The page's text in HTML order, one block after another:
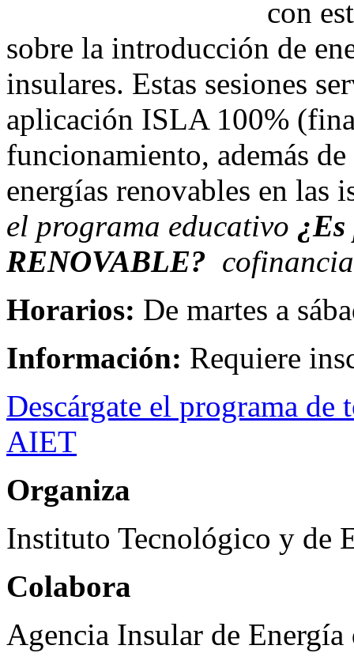
con
sobre la introducción de
insulares. Estas sesiones
aplicación ISLA 100%
funcionamiento, además
energías renovables en las
el programa educativo
RENOVABLE?
Horarios: De martes a
Información: Requiere
Descárgate el programa
AIET
Organiza
Instituto Tecnológico y de
Colabora
Agencia Insular de